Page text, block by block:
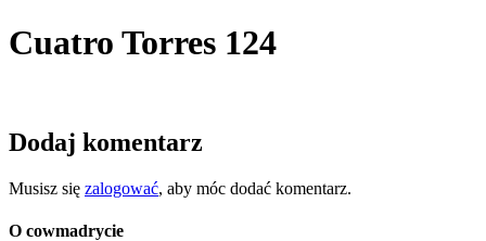
Cuatro Torres 124
Dodaj komentarz
Musisz się zalogować, aby móc dodać komentarz.
O cowmadrycie